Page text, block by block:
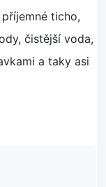
ticho,
čistější voda,
a taky asi